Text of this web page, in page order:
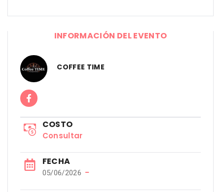
INFORMACIÓN DEL EVENTO
COFFEE TIME
COSTO
Consultar
FECHA
05/06/2026 −